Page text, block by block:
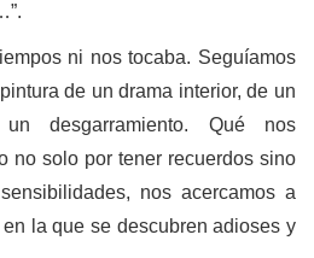
ni nos tocaba. Seguíamos
de un drama interior, de un
desgarramiento. Qué nos
no solo por tener recuerdos sino
nos acercamos a
la que se descubren adioses y